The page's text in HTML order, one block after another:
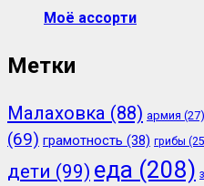
Моё ассорти
Метки
Малаховка (88) армия (27)
(69) грамотность (38) грибы
дети (99) еда (208)